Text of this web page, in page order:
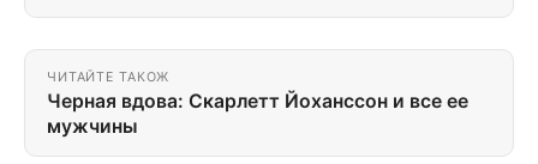
ЧИТАЙТЕ ТАКОЖ
Черная вдова: Скарлетт Йоханссон и все ее
мужчины